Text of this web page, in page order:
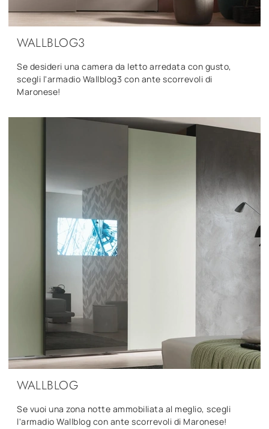
WALLBLOG3
Se desideri una camera da letto arredata con gusto,
scegli l'armadio Wallblog3 con ante scorrevoli di
Maronese!
WALLBLOG
Se vuoi una zona notte ammobiliata al meglio, scegli
l'armadio Wallblog con ante scorrevoli di Maronese!